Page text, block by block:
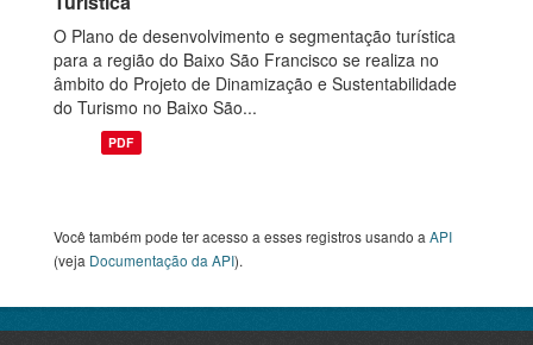
O Plano de desenvolvimento e segmentação turística
para a região do Baixo São Francisco se realiza no
âmbito do Projeto de Dinamização e Sustentabilidade
do Turismo no Baixo São...
PDF
Você também pode ter acesso a esses registros usando a API
(veja Documentação da API).